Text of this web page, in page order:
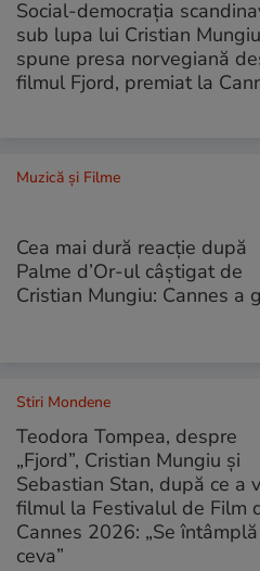
Social-democrația
sub lupa lui Cristian
spune presa norvegiană
filmul Fjord, premiat la
Muzică și Filme
Cea mai dură reacție după
Palme d’Or-ul câștigat de
Cristian Mungiu: Cannes a
Stiri Mondene
Teodora Tompea, despre
„Fjord”, Cristian Mungiu și
Sebastian Stan, după ce a
filmul la Festivalul de Film
Cannes 2026: „Se întâmplă
ceva”